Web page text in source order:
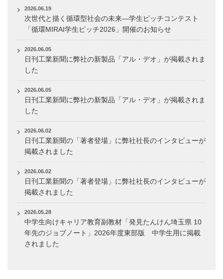
2026.06.19
次世代と描く循環型社会の未来―学生ピッチコンテスト
「循環MIRAI学生ピッチ2026」開催のお知らせ
2026.06.05
日刊工業新聞に弊社の新製品「アル・デオ」が掲載されま
した
2026.06.05
日刊工業新聞に弊社の新製品「アル・デオ」が掲載されま
した
2026.06.02
日刊工業新聞の「著者登場」に弊社社長のインタビューが
掲載されました
2026.06.02
日刊工業新聞の「著者登場」に弊社社長のインタビューが
掲載されました
2026.05.28
中学生向けキャリア教育副教材「発見たんけん埼玉県 10
年先のジョブノート」2026年度東部版 中学生用に掲載
されました